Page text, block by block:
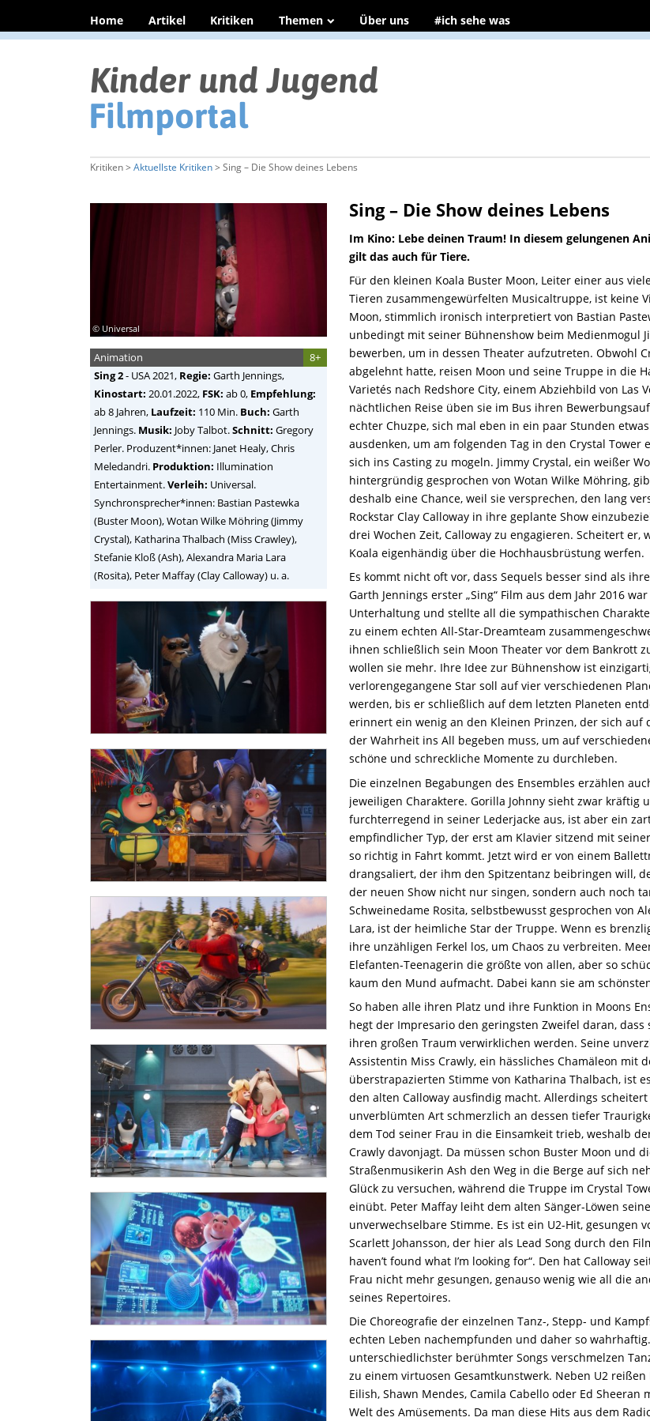
Home Artikel Kritiken Themen Über uns #ich sehe was
Kritiken > Aktuellste Kritiken> Sing – Die Show deines Lebens
Sing – Die Show deines Lebens
Im Kino: Lebe deinen Traum! In diesem gelungenen
gilt das auch für Tiere.
Für den kleinen Koala Buster Moon, Leiter einer aus
Tieren zusammengewürfelten Musicaltruppe, ist keine
Moon, stimmlich ironisch interpretiert von Bastian
unbedingt mit seiner Bühnenshow beim Medienmogul
bewerben, um in dessen Theater aufzutreten. Obwohl
abgelehnt hatte, reisen Moon und seine Truppe in die
Varietés nach Redshore City, einem Abziehbild von Las
nächtlichen Reise üben sie im Bus ihren
echter Chuzpe, sich mal eben in ein paar Stunden
ausdenken, um am folgenden Tag in den Crystal Tower
sich ins Casting zu mogeln. Jimmy Crystal, ein weißer
hintergründig gesprochen von Wotan Wilke Möhring,
deshalb eine Chance, weil sie versprechen, den lang
Rockstar Clay Calloway in ihre geplante Show
drei Wochen Zeit, Calloway zu engagieren. Scheitert er,
Koala eigenhändig über die Hochhausbrüstung werfen.
Es kommt nicht oft vor, dass Sequels besser sind als
Garth Jennings erster „Sing“ Film aus dem Jahr 2016
Unterhaltung und stellte all die sympathischen
zu einem echten All-Star-Dreamteam
ihnen schließlich sein Moon Theater vor dem Bankrott
wollen sie mehr. Ihre Idee zur Bühnenshow ist
verlorengegangene Star soll auf vier verschiedenen
werden, bis er schließlich auf dem letzten Planeten
erinnert ein wenig an den Kleinen Prinzen, der sich auf
der Wahrheit ins All begeben muss, um auf
schöne und schreckliche Momente zu durchleben.
Die einzelnen Begabungen des Ensembles erzählen
jeweiligen Charaktere. Gorilla Johnny sieht zwar kräftig
furchterregend in seiner Lederjacke aus, ist aber ein
empfindlicher Typ, der erst am Klavier sitzend mit
so richtig in Fahrt kommt. Jetzt wird er von einem
drangsaliert, der ihm den Spitzentanz beibringen will,
der neuen Show nicht nur singen, sondern auch noch
Schweinedame Rosita, selbstbewusst gesprochen von
Lara, ist der heimliche Star der Truppe. Wenn es
ihre unzähligen Ferkel los, um Chaos zu verbreiten.
Elefanten-Teenagerin die größte von allen, aber so
kaum den Mund aufmacht. Dabei kann sie am
So haben alle ihren Platz und ihre Funktion in Moons
hegt der Impresario den geringsten Zweifel daran, dass
ihren großen Traum verwirklichen werden. Seine
Assistentin Miss Crawly, ein hässliches Chamäleon mit
überstrapazierten Stimme von Katharina Thalbach, ist
den alten Calloway ausfindig macht. Allerdings
unverblümten Art schmerzlich an dessen tiefer
dem Tod seiner Frau in die Einsamkeit trieb, weshalb
Crawly davonjagt. Da müssen schon Buster Moon und
Straßenmusikerin Ash den Weg in die Berge auf sich
Glück zu versuchen, während die Truppe im Crystal
einübt. Peter Maffay leiht dem alten Sänger-Löwen seine
unverwechselbare Stimme. Es ist ein U2-Hit, gesungen
Scarlett Johansson, der hier als Lead Song durch den
haven’t found what I’m looking for“. Den hat Calloway
Frau nicht mehr gesungen, genauso wenig wie all die
seines Repertoires.
Die Choreografie der einzelnen Tanz-, Stepp- und
echten Leben nachempfunden und daher so
unterschiedlichster berühmter Songs verschmelzen
zu einem virtuosen Gesamtkunstwerk. Neben U2
Eilish, Shawn Mendes, Camila Cabello oder Ed Sheeran
Welt des Amüsements. Da man diese Hits aus dem
© Universal
8+
Animation
Sing 2- USA2021, Regie: Garth Jennings,
Kinostart: 20.01.2022, FSK: ab 0, Empfehlung:
ab 8 Jahren, Laufzeit: 110 Min. Buch: Garth
Jennings. Musik: Joby Talbot.Schnitt: Gregory
Perler. Produzent*innen: Janet Healy, Chris
Meledandri. Produktion: Illumination
Entertainment.Verleih: Universal.
Synchronsprecher*innen: Bastian Pastewka
(Buster Moon), Wotan Wilke Möhring (Jimmy
Crystal), Katharina Thalbach (Miss Crawley),
Stefanie Kloß (Ash), Alexandra Maria Lara
(Rosita), Peter Maffay (Clay Calloway) u. a.